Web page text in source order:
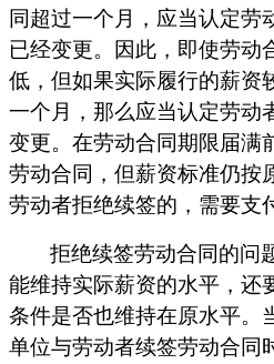
同超过一个月，应当认定劳
已经变更。因此，即使劳动
低，但如果实际履行的薪资
一个月，那么应当认定劳动
变更。在劳动合同期限届满
劳动合同，但薪资标准仍按
劳动者拒绝续签的， 需要支
拒绝续签劳动合同的问
能维持实际薪资的水平，还
条件是否也维持在原水平。
单位与劳动者续签劳动合同